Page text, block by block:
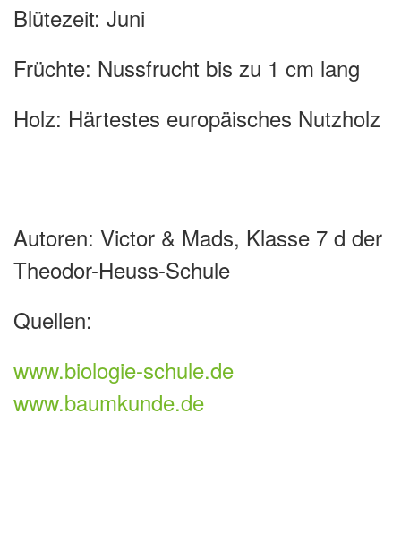
Blütezeit: Juni
Früchte: Nussfrucht bis zu 1 cm lang
Holz: Härtestes europäisches Nutzholz
Autoren: Victor & Mads, Klasse 7 d der
Theodor-Heuss-Schule
Quellen:
www.biologie-schule.de
www.baumkunde.de